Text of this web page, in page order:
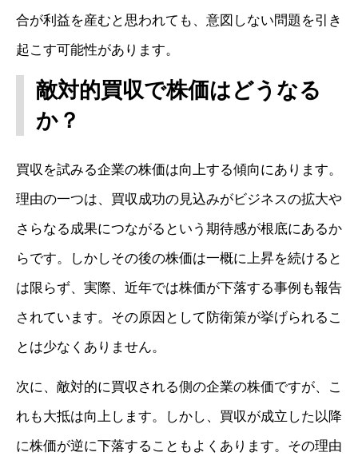
合が利益を産むと思われても、意図しない問題を引き
起こす可能性があります。
敵対的買収で株価はどうなる
か？
買収を試みる企業の株価は向上する傾向にあります。
理由の一つは、買収成功の見込みがビジネスの拡大や
さらなる成果につながるという期待感が根底にあるか
らです。しかしその後の株価は一概に上昇を続けると
は限らず、実際、近年では株価が下落する事例も報告
されています。その原因として防衛策が挙げられるこ
とは少なくありません。
次に、敵対的に買収される側の企業の株価ですが、こ
れも大抵は向上します。しかし、買収が成立した以降
に株価が逆に下落することもよくあります。その理由